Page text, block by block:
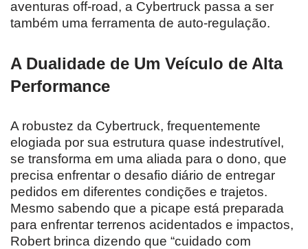
aventuras off-road, a Cybertruck passa a ser
também uma ferramenta de auto-regulação.
A Dualidade de Um Veículo de Alta
Performance
A robustez da Cybertruck, frequentemente
elogiada por sua estrutura quase indestrutível,
se transforma em uma aliada para o dono, que
precisa enfrentar o desafio diário de entregar
pedidos em diferentes condições e trajetos.
Mesmo sabendo que a picape está preparada
para enfrentar terrenos acidentados e impactos,
Robert brinca dizendo que “cuidado com